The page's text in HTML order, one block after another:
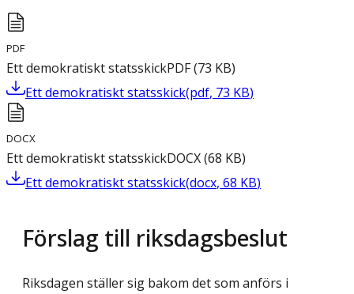
PDF
Ett demokratiskt statsskickPDF(73 KB)
Ett demokratiskt statsskick(pdf, 73 KB)
DOCX
Ett demokratiskt statsskickDOCX(68 KB)
Ett demokratiskt statsskick(docx, 68 KB)
Förslag till riksdagsbeslut
Riksdagen ställer sig bakom det som anförs i